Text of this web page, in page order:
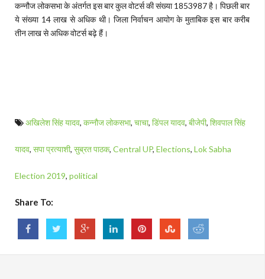
कन्नौज लोकसभा के अंतर्गत इस बार कुल वोटर्स की संख्या 1853987 है। पिछली बार
ये संख्या 14 लाख से अधिक थी। जिला निर्वाचन आयोग के मुताबिक इस बार करीब
तीन लाख से अधिक वोटर्स बढ़े हैं।
अखिलेश सिंह यादव, कन्नौज लोकसभा, चाचा, डिंपल यादव, बीजेपी, शिवपाल सिंह
यादव, सपा प्रत्याशी, सुब्रत पाठक, Central UP, Elections, Lok Sabha
Election 2019, political
Share To: